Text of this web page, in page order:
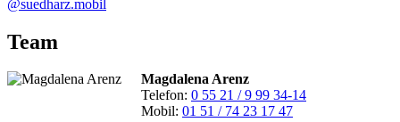
@suedharz.mobil
Team
Magdalena Arenz
Telefon: 0 55 21 / 9 99 34-14
Mobil: 01 51 / 74 23 17 47